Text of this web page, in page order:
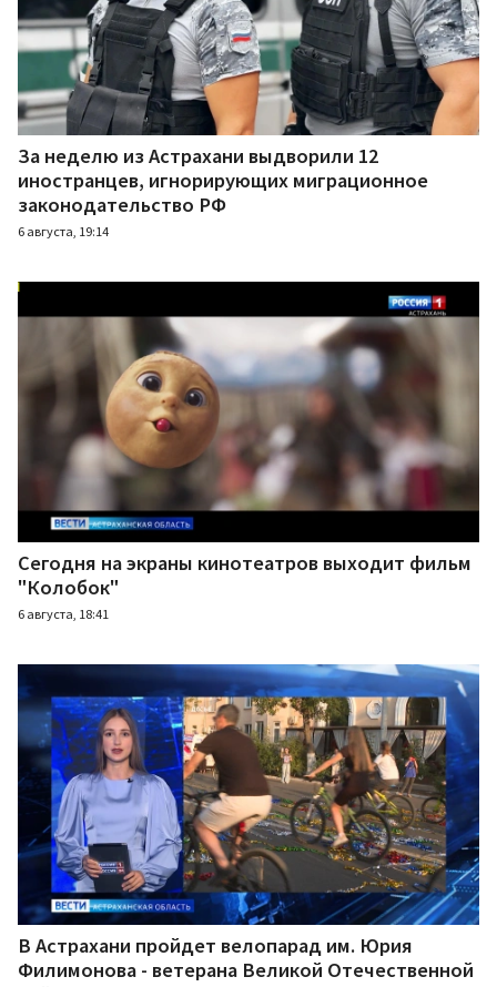
За неделю из Астрахани выдворили 12
иностранцев, игнорирующих миграционное
законодательство РФ
6 августа, 19:14
Сегодня на экраны кинотеатров выходит фильм
"Колобок"
6 августа, 18:41
В Астрахани пройдет велопарад им. Юрия
Филимонова - ветерана Великой Отечественной